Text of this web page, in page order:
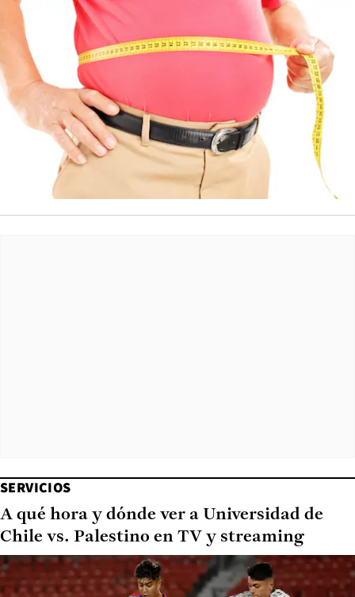
SERVICIOS
A qué hora y dónde ver a Universidad de
Chile vs. Palestino en TV y streaming